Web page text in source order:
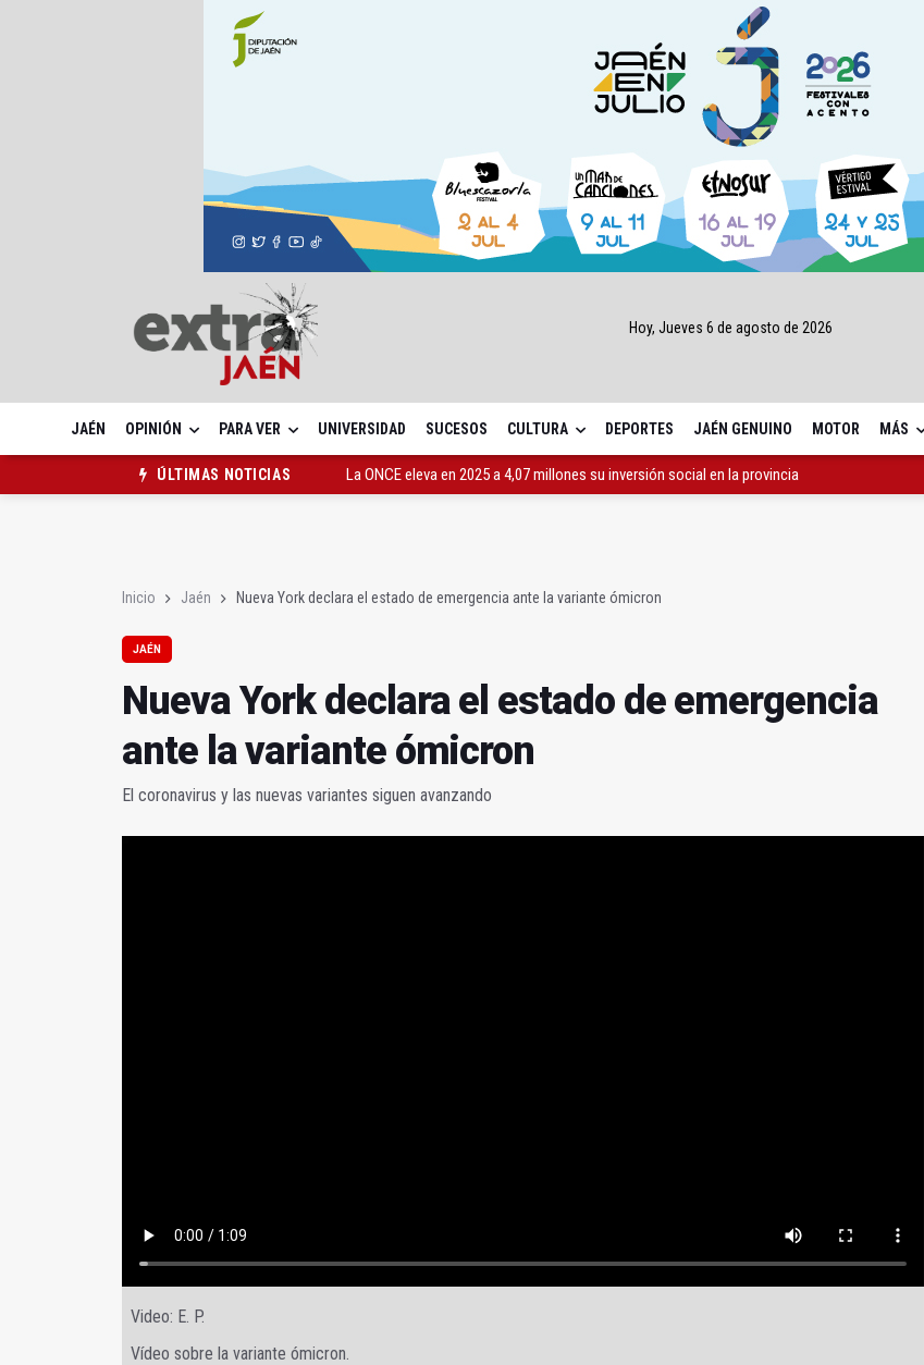
Hoy, Jueves 6 de agosto de 2026
JAÉN OPINIÓN PARA VER UNIVERSIDAD SUCESOS CULTURA DEPORTES JAÉN GENUINO MOTOR MÁS
ÚLTIMAS NOTICIAS
La ONCE eleva en 2025 a 4,07 millones su inversión social en la provincia
Inicio Jaén Nueva York declara el estado de emergencia ante la variante ómicron
JAÉN
Nueva York declara el estado de emergencia
ante la variante ómicron
El coronavirus y las nuevas variantes siguen avanzando
Video: E. P.
Vídeo sobre la variante ómicron.